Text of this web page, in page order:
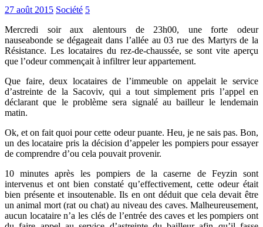
27 août 2015 Société 5
Mercredi soir aux alentours de 23h00, une forte odeur
nauseabonde se dégageait dans l’allée au 03 rue des Martyrs de la
Résistance. Les locataires du rez-de-chaussée, se sont vite aperçu
que l’odeur commençait à infiltrer leur appartement.
Que faire, deux locataires de l’immeuble on appelait le service
d’astreinte de la Sacoviv, qui a tout simplement pris l’appel en
déclarant que le problème sera signalé au bailleur le lendemain
matin.
Ok, et on fait quoi pour cette odeur puante. Heu, je ne sais pas. Bon,
un des locataire pris la décision d’appeler les pompiers pour essayer
de comprendre d’ou cela pouvait provenir.
10 minutes après les pompiers de la caserne de Feyzin sont
intervenus et ont bien constaté qu’effectivement, cette odeur était
bien présente et insoutenable. Ils en ont déduit que cela devait être
un animal mort (rat ou chat) au niveau des caves. Malheureusement,
aucun locataire n’a les clés de l’entrée des caves et les pompiers ont